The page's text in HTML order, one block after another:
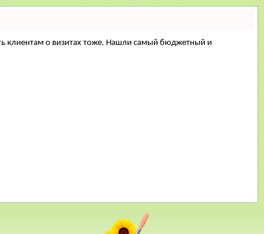
клиентам о визитах тоже. Нашли самый бюджетный и